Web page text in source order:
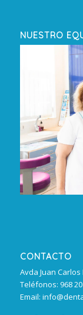
NUESTRO
CONTACTO
Avda Juan Carlos
Teléfonos: 968
Email: